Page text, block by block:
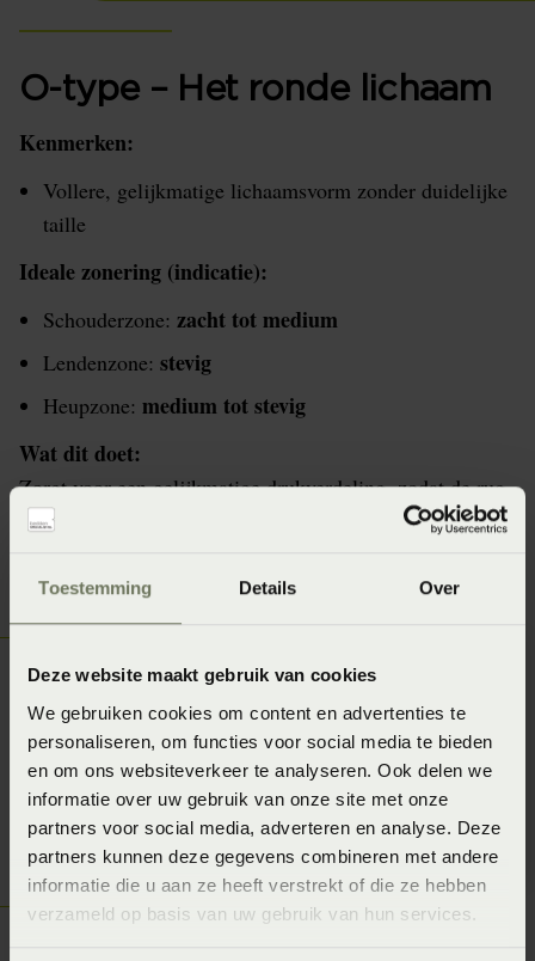
Toestemming Details Over
Deze website maakt gebruik van cookies
We gebruiken cookies om content en advertenties te
personaliseren, om functies voor social media te bieden
en om ons websiteverkeer te analyseren. Ook delen we
informatie over uw gebruik van onze site met onze
partners voor social media, adverteren en analyse. Deze
partners kunnen deze gegevens combineren met andere
informatie die u aan ze heeft verstrekt of die ze hebben
verzameld op basis van uw gebruik van hun services.
O-type – Het ronde lichaam
Kenmerken:
Vollere, gelijkmatige lichaamsvorm zonder duidelijke
taille
Ideale zonering (indicatie):
Schouderzone: zacht totmedium
Lendenzone: stevig
Heupzone: medium tot stevig
Wat dit doet:
Zorgt voor een gelijkmatige drukverdeling, zodat de rug
stabiel blijft en het lichaam ontspannen ligt.